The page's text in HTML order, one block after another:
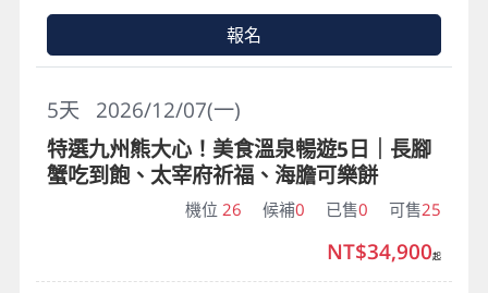
報名
2026/12/07(一)
5天
特選九州熊大心！美食溫泉暢遊5日｜長腳
蟹吃到飽、太宰府祈福、海膽可樂餅
機位 26 候補0 已售0 可售25
NT$34,900起